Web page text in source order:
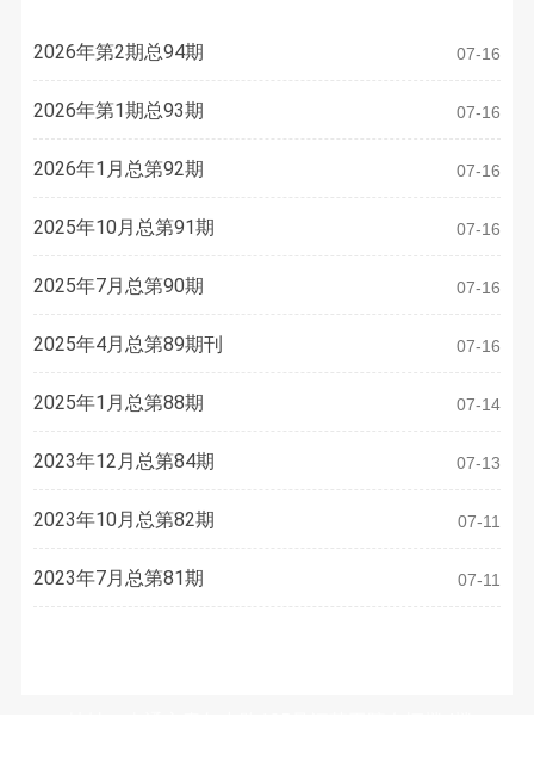
2026年第2期总94期 07-16
2026年第1期总93期 07-16
2026年1月总第92期 07-16
2025年10月总第91期 07-16
2025年7月总第90期 07-16
2025年4月总第89期刊 07-16
2025年1月总第88期 07-14
2023年12月总第84期 07-13
2023年10月总第82期 07-11
2023年7月总第81期 07-11